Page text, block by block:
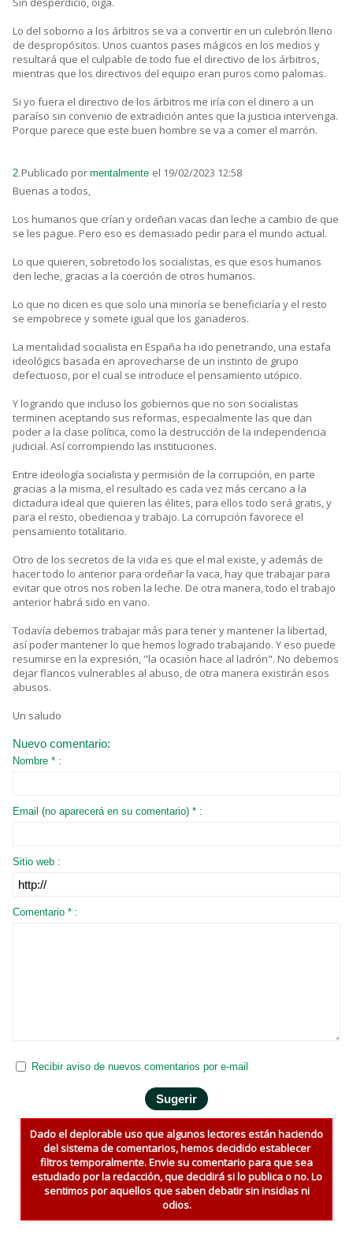
Lo del soborno a los árbitros se va a convertir en un culebrón lleno
de despropósitos. Unos cuantos pases mágicos en los medios y
resultará que el culpable de todo fue el directivo de los árbitros,
mientras que los directivos del equipo eran puros como palomas.
Si yo fuera el directivo de los árbitros me iría con el dinero a un
paraíso sin convenio de extradición antes que la justicia intervenga.
Porque parece que este buen hombre se va a comer el marrón.
2. Publicado por mentalmente el 19/02/2023 12:58
Buenas a todos,
Los humanos que crían y ordeñan vacas dan leche a cambio de que
se les pague. Pero eso es demasiado pedir para el mundo actual.
Lo que quieren, sobretodo los socialistas, es que esos humanos
den leche, gracias a la coerción de otros humanos.
Lo que no dicen es que solo una minoría se beneficiaría y el resto
se empobrece y somete igual que los ganaderos.
La mentalidad socialista en España ha ido penetrando, una estafa
ideológics basada en aprovecharse de un instinto de grupo
defectuoso, por el cual se introduce el pensamiento utópico.
Y logrando que incluso los gobiernos que no son socialistas
terminen aceptando sus reformas, especialmente las que dan
poder a la clase política, como la destrucción de la independencia
judicial. Así corrompiendo las instituciones.
Entre ideología socialista y permisión de la corrupción, en parte
gracias a la misma, el resultado es cada vez más cercano a la
dictadura ideal que quieren las élites, para ellos todo será gratis, y
para el resto, obediencia y trabajo. La corrupción favorece el
pensamiento totalitario.
Otro de los secretos de la vida es que el mal existe, y además de
hacer todo lo anterior para ordeñar la vaca, hay que trabajar para
evitar que otros nos roben la leche. De otra manera, todo el trabajo
anterior habrá sido en vano.
Todavía debemos trabajar más para tener y mantener la libertad,
así poder mantener lo que hemos logrado trabajando. Y eso puede
resumirse en la expresión, "la ocasión hace al ladrón". No debemos
dejar flancos vulnerables al abuso, de otra manera existirán esos
abusos.
Un saludo
Nuevo comentario:
Nombre * :
Email (no aparecerá en su comentario) * :
Sitio web :
Comentario * :
Recibir aviso de nuevos comentarios por e-mail
Dado el deplorable uso que algunos lectores están haciendo
del sistema de comentarios, hemos decidido establecer
filtros temporalmente. Envie su comentario para que sea
estudiado por la redacción, que decidirá si lo publica o no. Lo
sentimos por aquellos que saben debatir sin insidias ni
odios.